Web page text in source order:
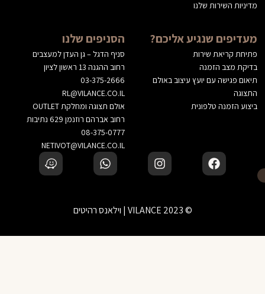
מדיניות השירות שלנו
מעדיפים שנגיע אליכם?
פתיחת קריאת שירות
בדיקת מצב הזמנה
תיאום פגישה עם יועץ עיצוב באולם
התצוגה
ביצוע הזמנה טלפונית
הסניפים שלנו
סניף הדגל – גן העדן למעצבים
רחוב ההגנה 13 ראשון לציון
03-375-2666
RL@VILANCE.CO.IL
אולם תצוגה ומחלקת OUTLET
רחוב אברהם רוזנמן 629 נתיבות
08-375-0777
NETIVOT@VILANCE.CO.IL
© 2023 VILANCE | וילאנס רהיטים